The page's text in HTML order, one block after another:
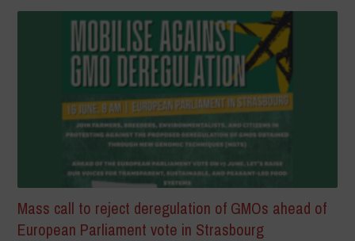
Mass call to reject deregulation of GMOs ahead of
European Parliament vote in Strasbourg